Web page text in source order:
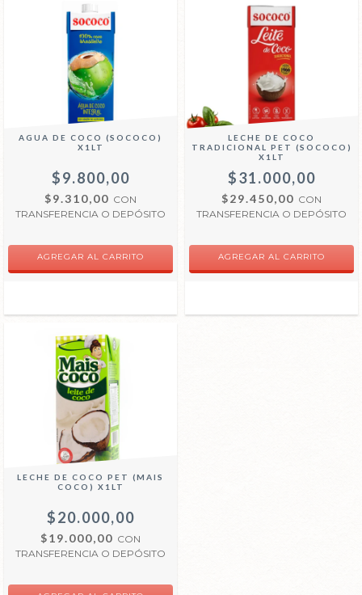
AGUA DE COCO (SOCOCO)
X1LT
$9.800,00
$9.310,00 CON
TRANSFERENCIA O DEPÓSITO
LECHE DE COCO
TRADICIONAL PET (SOCOCO)
X1LT
$31.000,00
$29.450,00 CON
TRANSFERENCIA O DEPÓSITO
LECHE DE COCO PET (MAIS
COCO) X1LT
$20.000,00
$19.000,00 CON
TRANSFERENCIA O DEPÓSITO